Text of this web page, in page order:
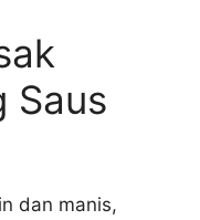
Saus
dan manis,